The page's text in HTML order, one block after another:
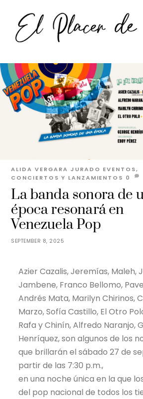
content
SEPTEMBER 8, 2025
La banda sonora de
época resonará en
Venezuela Pop
ALIDA VERGARA JURADO EVENTOS,
CONCIERTOS Y LANZAMIENTOS 0
Azier Cazalis, Jeremías, Maleh,
Jambene, Franco Bellomo,
Andrés Mata, Marilyn Chirinos,
Marzo, Sofía Castillo, El Otro
Rafa y Chinín, Alfredo Naranjo,
Henríquez, son algunos de los
que brillarán el sábado 27 de
partir de las 7:30 p.m.,
en una noche única en la que
del pop nacional de todos los